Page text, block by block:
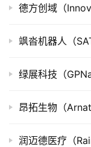
学德方创域（
飒沓机器人（
绿展科技（
昂拓生物（
润迈德医疗（